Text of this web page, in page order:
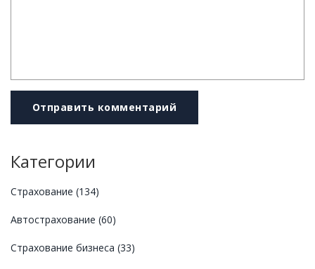
Отправить комментарий
Категории
Страхование (134)
Автострахование (60)
Страхование бизнеса (33)